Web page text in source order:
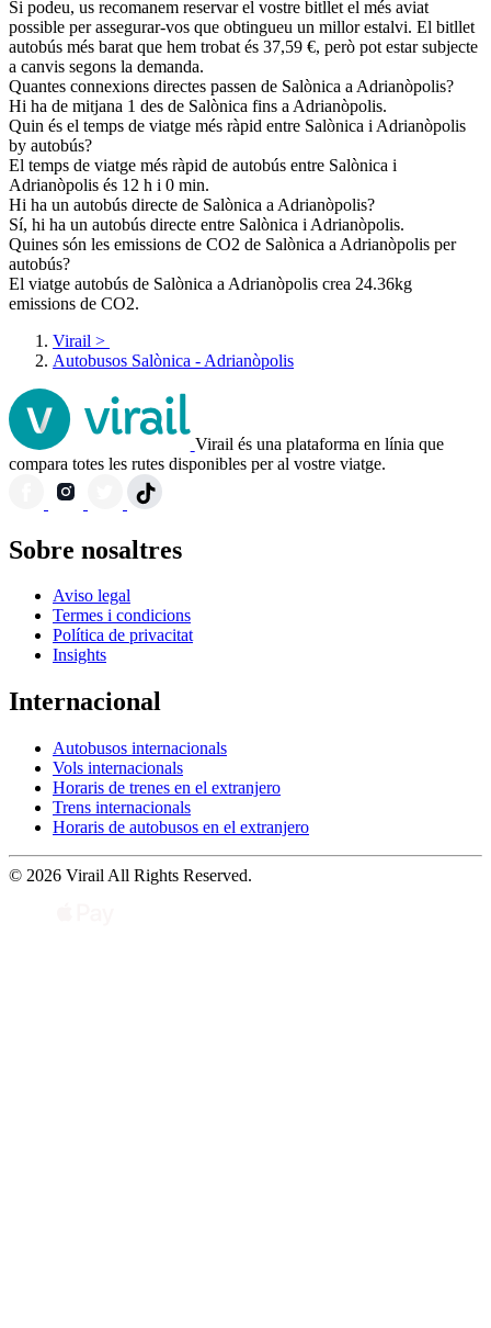
Si podeu, us recomanem reservar el vostre bitllet el més aviat
possible per assegurar-vos que obtingueu un millor estalvi. El bitllet
autobús més barat que hem trobat és 37,59 €, però pot estar subjecte
a canvis segons la demanda.
Quantes connexions directes passen de Salònica a Adrianòpolis?
Hi ha de mitjana 1 des de Salònica fins a Adrianòpolis.
Quin és el temps de viatge més ràpid entre Salònica i Adrianòpolis
by autobús?
El temps de viatge més ràpid de autobús entre Salònica i
Adrianòpolis és 12 h i 0 min.
Hi ha un autobús directe de Salònica a Adrianòpolis?
Sí, hi ha un autobús directe entre Salònica i Adrianòpolis.
Quines són les emissions de CO2 de Salònica a Adrianòpolis per
autobús?
El viatge autobús de Salònica a Adrianòpolis crea 24.36kg
emissions de CO2.
Virail >
Autobusos Salònica - Adrianòpolis
Virail és una plataforma en línia que
compara totes les rutes disponibles per al vostre viatge.
Sobre nosaltres
Aviso legal
Termes i condicions
Política de privacitat
Insights
Internacional
Autobusos internacionals
Vols internacionals
Horaris de trenes en el extranjero
Trens internacionals
Horaris de autobusos en el extranjero
© 2026 Virail All Rights Reserved.